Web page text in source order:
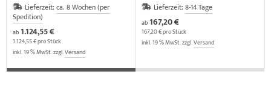
Lieferzeit: ca. 8 Wochen (per
Spedition)
ab1.124,55 €
1.124,55 € pro Stück
inkl. 19 % MwSt. zzgl.Versand
Lieferzeit: 8-14 Tage
ab167,20 €
167,20 € pro Stück
inkl. 19 % MwSt. zzgl.Versand